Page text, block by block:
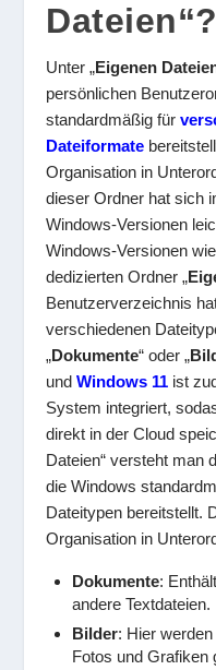
Dateien“?
Unter „Eigenen
persönlichen
standardmäßig für
Dateiformate
Organisation in
dieser Ordner hat sich
Windows-Versionen
Windows-Versionen
dedizierten Ordner „
Benutzerverzeichnis
verschiedenen
„Dokumente“ oder „
undWindows 11 ist
System integriert,
direkt in der Cloud
Dateien“ versteht man
die Windows
Dateitypen bereitstellt.
Organisation in
Dokumente:
andere Textdateien.
Bilder: Hier
Fotos und Grafiken